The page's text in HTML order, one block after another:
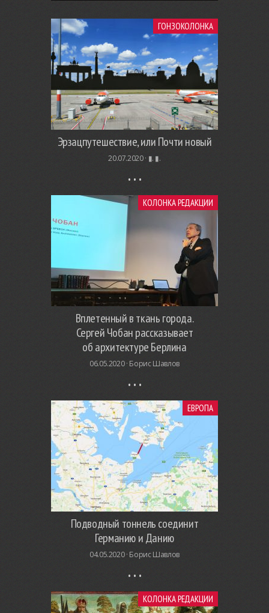
ГОНЗОКОЛОНКА
Эрзацпутешествие, или Почти новый
20.07.2020 · ▮. ▮.
КОЛОНКА РЕДАКЦИИ
Вплетенный в ткань города.
Сергей Чобан рассказывает
об архитектуре Берлина
06.05.2020 · Борис Шавлов
ЕВРОПА
Подводный тоннель соединит
Германию и Данию
04.05.2020 · Борис Шавлов
КОЛОНКА РЕДАКЦИИ